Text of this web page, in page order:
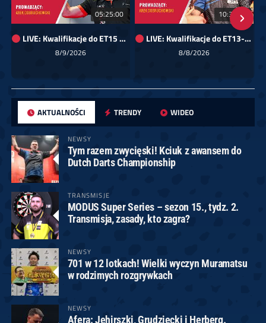
05:25:00
LIVE: Kwalifikacje do ET15 dla Europy Wschodniej
8/9/2026
10:35:29
LIVE: Kwalifikacje do ET13-14 dla Europy Wschodniej
8/8/2026
AKTUALNOŚCI TRENDY WIDEO
NEWSY
Tym razem zwycięski! Kciuk z awansem do
Dutch Darts Championship
TRANSMISJE
MODUS Super Series – sezon 15., tydz. 2.
Transmisja, zasady, kto zagra?
NEWSY
701 w 12 lotkach! Wielki wyczyn Muramatsu
w rodzimych rozgrywkach
NEWSY
Afera: Jehirszki, Grudziecki i Herberg.